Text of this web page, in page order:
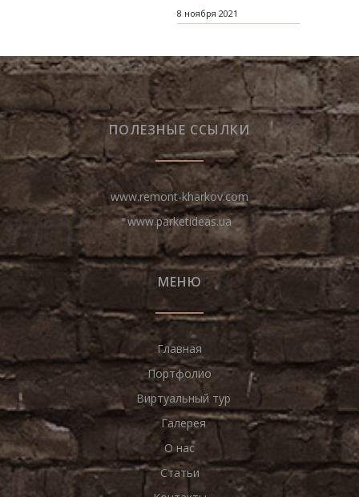
8 ноября 2021
ПОЛЕЗНЫЕ ССЫЛКИ
www.remont-kharkov.com
www.parketideas.ua
МЕНЮ
Главная
Портфолио
Виртуальный тур
Галерея
О нас
Статьи